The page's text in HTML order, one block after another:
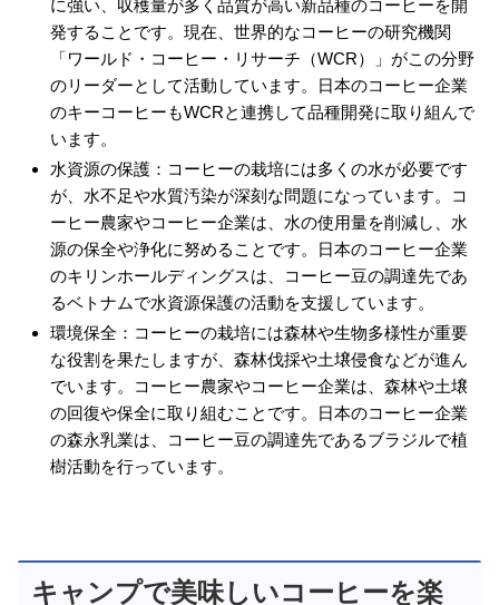
に強い、収穫量が多く品質が高い新品種のコーヒーを開
発することです。現在、世界的なコーヒーの研究機関
「ワールド・コーヒー・リサーチ（WCR）」がこの分野
のリーダーとして活動しています。日本のコーヒー企業
のキーコーヒーもWCRと連携して品種開発に取り組んで
います。
水資源の保護：コーヒーの栽培には多くの水が必要です
が、水不足や水質汚染が深刻な問題になっています。コ
ーヒー農家やコーヒー企業は、水の使用量を削減し、水
源の保全や浄化に努めることです。日本のコーヒー企業
のキリンホールディングスは、コーヒー豆の調達先であ
るベトナムで水資源保護の活動を支援しています。
環境保全：コーヒーの栽培には森林や生物多様性が重要
な役割を果たしますが、森林伐採や土壌侵食などが進ん
でいます。コーヒー農家やコーヒー企業は、森林や土壌
の回復や保全に取り組むことです。日本のコーヒー企業
の森永乳業は、コーヒー豆の調達先であるブラジルで植
樹活動を行っています。
キャンプで美味しいコーヒーを楽